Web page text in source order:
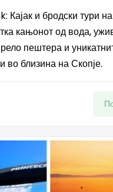
Кајак и бродски тури
кањонот од вода,
пештера и
во близина на Скопје.